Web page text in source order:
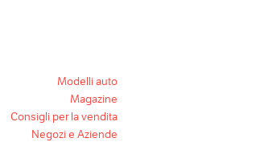
Modelli auto
Magazine
Consigli per la vendita
Negozi e Aziende